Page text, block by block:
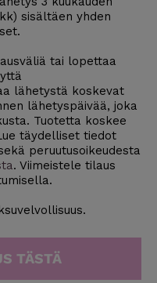
sisältäen yhden
tai lopettaa
lähetystä koskevat
lähetyspäivää, joka
Tuotetta koskee
täydelliset tiedot
peruutusoikeudesta
. Viimeistele tilaus
TÄSTÄ